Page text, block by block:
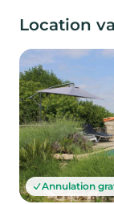
Location
Annulation